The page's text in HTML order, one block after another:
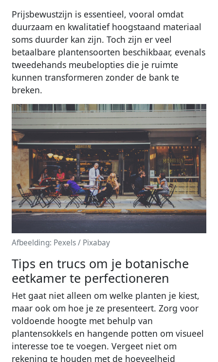
Prijsbewustzijn is essentieel, vooral omdat
duurzaam en kwalitatief hoogstaand materiaal
soms duurder kan zijn. Toch zijn er veel
betaalbare plantensoorten beschikbaar, evenals
tweedehands meubelopties die je ruimte
kunnen transformeren zonder de bank te
breken.
Afbeelding: Pexels / Pixabay
Tips en trucs om je botanische
eetkamer te perfectioneren
Het gaat niet alleen om welke planten je kiest,
maar ook om hoe je ze presenteert. Zorg voor
voldoende hoogte met behulp van
plantensokkels en hangende potten om visueel
interesse toe te voegen. Vergeet niet om
rekening te houden met de hoeveelheid